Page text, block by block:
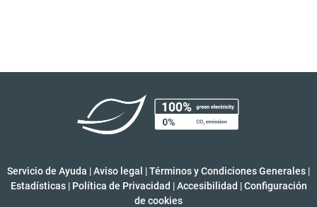
Servicio de Ayuda |Aviso legal |Términos y Condiciones Generales |
Estadísticas | Política de Privacidad | Accesibilidad | Configuración
de cookies